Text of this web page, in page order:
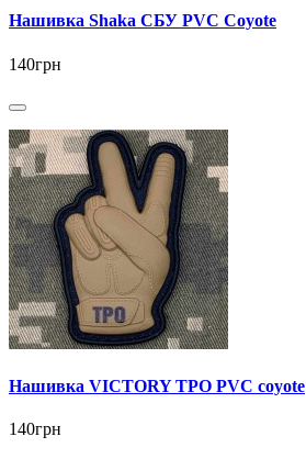
Нашивка Shaka СБУ PVC Coyote
140грн
Нашивка VICTORY ТРО PVC coyote
140грн